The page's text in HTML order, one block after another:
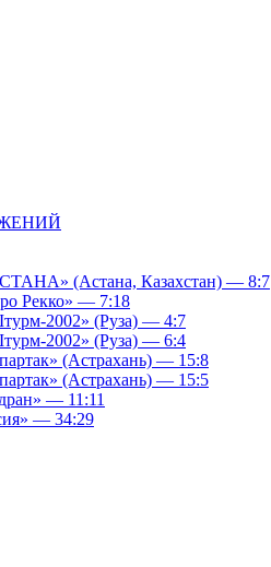
(Астана, Казахстан) — 8:7
Рекко» — 7:18
2002» (Руза) — 4:7
2002» (Руза) — 6:4
(Астрахань) — 15:8
(Астрахань) — 15:5
— 11:11
— 34:29